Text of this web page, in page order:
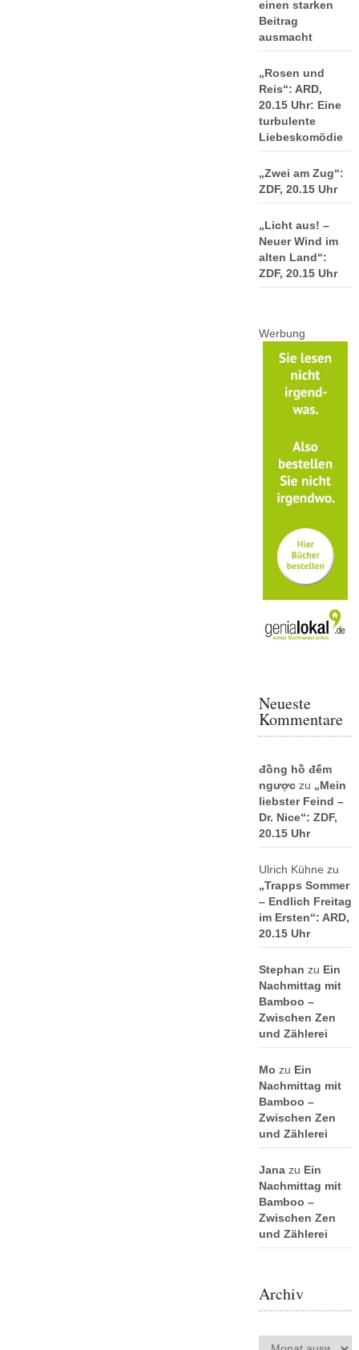
einen starken
Beitrag
ausmacht
„Rosen und
Reis“: ARD,
20.15 Uhr: Eine
turbulente
Liebeskomödie
„Zwei am Zug“:
ZDF, 20.15 Uhr
„Licht aus! –
Neuer Wind im
alten Land“:
ZDF, 20.15 Uhr
Werbung
Neueste
Kommentare
đồng hồ đếm
ngượczu „Mein
liebster Feind –
Dr. Nice“: ZDF,
20.15 Uhr
Ulrich Kühne zu
„Trapps Sommer
– Endlich Freitag
im Ersten“: ARD,
20.15 Uhr
Stephan zu Ein
Nachmittag mit
Bamboo –
Zwischen Zen
und Zählerei
Mo zu Ein
Nachmittag mit
Bamboo –
Zwischen Zen
und Zählerei
Janazu Ein
Nachmittag mit
Bamboo –
Zwischen Zen
und Zählerei
Archiv
Archiv